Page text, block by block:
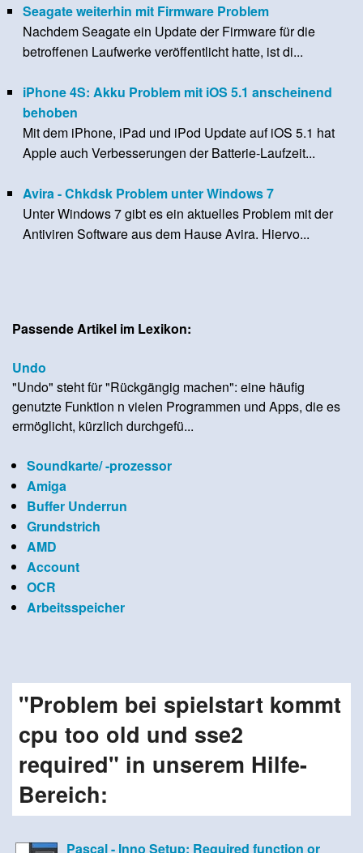
Seagate weiterhin mit Firmware Problem
Nachdem Seagate ein Update der Firmware für die
betroffenen Laufwerke veröffentlicht hatte, ist di...
iPhone 4S: Akku Problem mit iOS 5.1 anscheinend
behoben
Mit dem iPhone, iPad und iPod Update auf iOS 5.1 hat
Apple auch Verbesserungen der Batterie-Laufzeit...
Avira - Chkdsk Problem unter Windows 7
Unter Windows 7 gibt es ein aktuelles Problem mit der
Antiviren Software aus dem Hause Avira. Hiervo...
Passende Artikel im Lexikon:
Undo
"Undo" steht für "Rückgängig machen": eine häufig
genutzte Funktion n vielen Programmen und Apps, die es
ermöglicht, kürzlich durchgefü...
Soundkarte/ -prozessor
Amiga
Buffer Underrun
Grundstrich
AMD
Account
OCR
Arbeitsspeicher
"Problem bei spielstart kommt
cpu too old und sse2
required" in unserem Hilfe-
Bereich:
Pascal - Inno Setup: Required function or